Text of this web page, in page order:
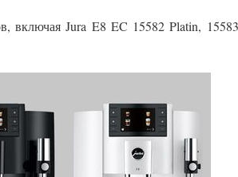
включая Jura E8 EC 15582 Platin,